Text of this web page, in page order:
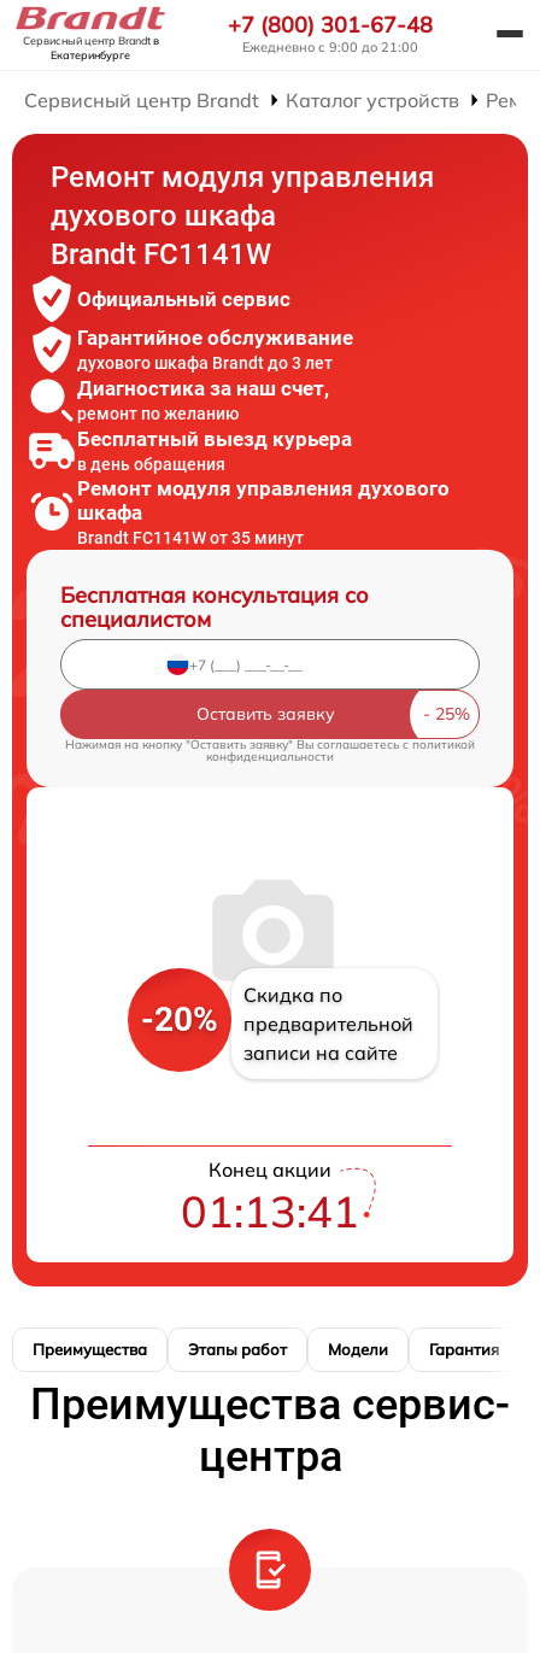
Сервисный центр Brandtв
Екатеринбурге
+7 (800) 301-67-48
Ежедневно с 9:00 до 21:00
Сервисный центр Brandt Каталог устройств
Ремонт модуля управления
духового шкафа
Brandt FC1141W
Официальный сервис
Гарантийное обслуживание
духового шкафа Brandt до 3 лет
Диагностика за наш счет,
ремонт по желанию
Бесплатный выезд курьера
в день обращения
Ремонт модуля управления духового
шкафа
Brandt FC1141W от 35 минут
Бесплатная консультация со
специалистом
Оставить заявку
Нажимая на кнопку "Оставить заявку" Вы соглашаетесь c политикой
конфиденциальности
-20%
Скидка по
предварительной
записи на сайте
Конец акции
01:13:41
Преимущества Этапы работ Модели Гарантия
Преимущества сервис-
центра